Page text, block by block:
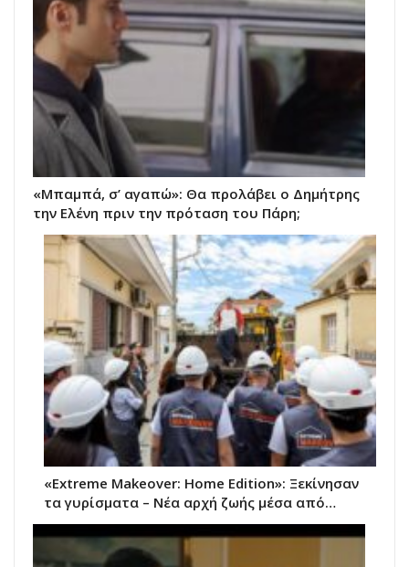
«Μπαμπά, σ’ αγαπώ»: Θα προλάβει ο Δημήτρης
την Ελένη πριν την πρόταση του Πάρη;
«Extreme Makeover: Home Edition»: Ξεκίνησαν
τα γυρίσματα – Νέα αρχή ζωής μέσα από…